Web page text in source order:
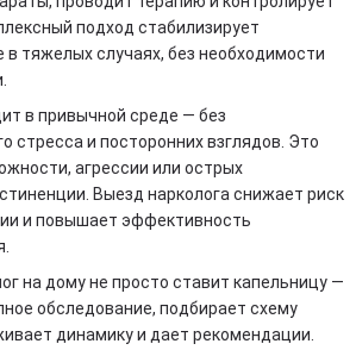
подход стабилизирует
тяжелых случаях, без необходимости
в привычной среде — без
стресса и посторонних взглядов. Это
агрессии или острых
Выезд нарколога снижает риск
и повышает эффективность
на дому не просто ставит капельницу —
обследование, подбирает схему
динамику и дает рекомендации.